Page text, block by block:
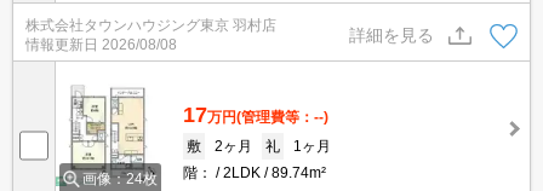
羽村店にお任せを！ご来店時無料駐車場ご用意あります！
株式会社タウンハウジング東京 羽村店
情報更新日 2026/08/08
詳細を見る
画像：24枚
17万円(管理費等：--)
敷
2ヶ月 礼
1ヶ月
階：
2LDK 89.74m²